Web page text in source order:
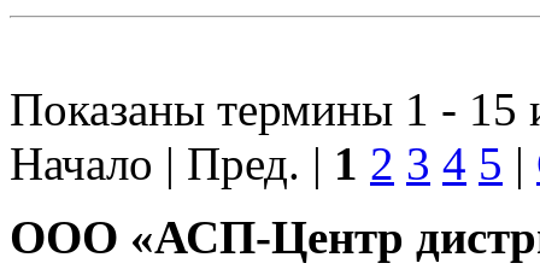
Показаны термины 1 - 15
Начало | Пред. | 1 2 3 4 5 |
ООО «АСП-Центр